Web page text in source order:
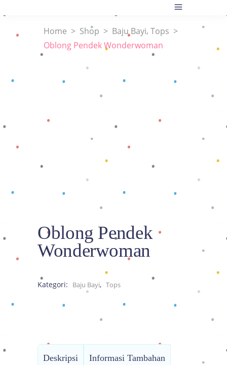
Home > Shop > Baju Bayi, Tops >
Oblong Pendek Wonderwoman
Oblong Pendek
Wonderwoman
Kategori: Baju Bayi, Tops
Deskripsi Informasi Tambahan